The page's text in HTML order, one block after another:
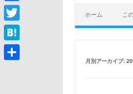
ホーム こ
月別アーカイブ:
Facebook
Twitter
Hatena